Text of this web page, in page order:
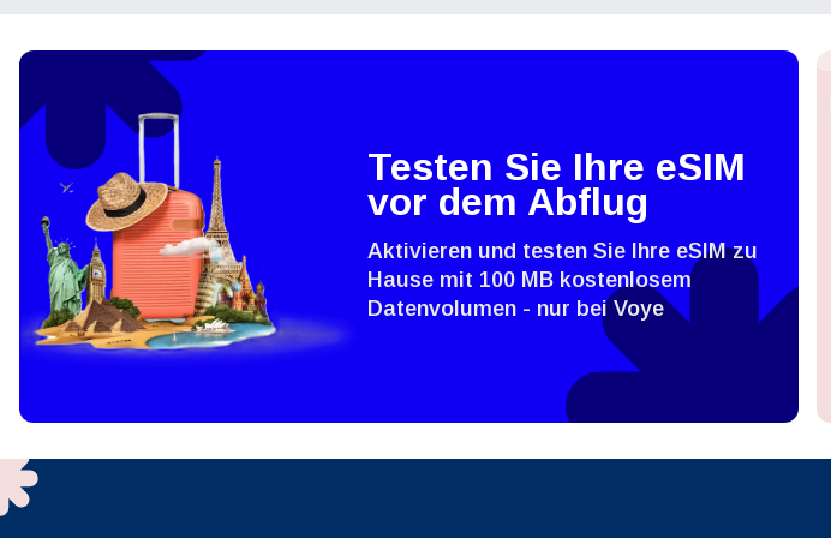
Testen Sie Ihre eSIM
vor dem Abflug
Aktivieren und testen Sie Ihre eSIM zu
Hause mit 100 MB kostenlosem
Datenvolumen - nur bei Voye
Polski
ไทย
CAD - Kanadischer Dollar
AED - VAE-Dirham
CHF - Schweizer Franken